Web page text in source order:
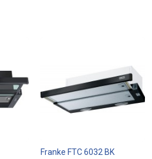
Franke FTC 6032 BK